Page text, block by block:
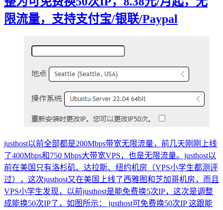
限流量，支持支付宝/银联/Paypal
justhost以前全部都是200Mbps带宽无限流量，前几天刚刚上线
了400Mbps和750 Mbps大带宽VPS，也是无限流量。justhost以
前在美国只有洛杉矶、达拉斯、纽约机房（VPS小学生都测评
过），这次justhost又在美国上线了西雅图和芝加哥机房，而且
VPS小学生发现，以前justhost是能免费换5次IP，这次是调整
成能换50次IP了，如图所示： justhost可免费换50次IP 这跟能